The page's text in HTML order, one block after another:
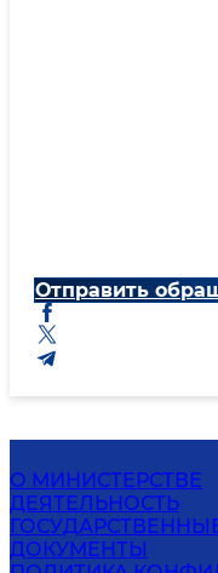
Отправить
О МИНИСТЕРСТВЕ
ДЕЯТЕЛЬНОСТЬ
ДОКУМЕНТЫ